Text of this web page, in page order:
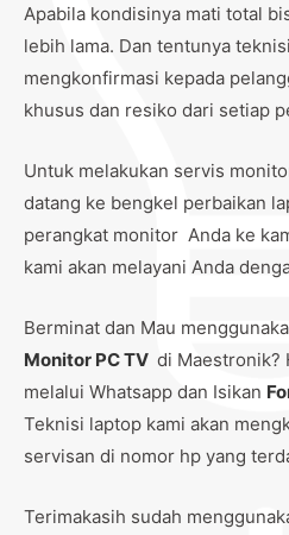
Apabila kondisinya mati total
lebih lama. Dan tentunya
mengkonfirmasi kepada
khusus dan resiko dari setiap
Untuk melakukan servis
datang ke bengkel perbaikan
perangkat monitor Anda ke
kami akan melayani Anda
Berminat dan Mau
Monitor PC TV di Maestronik?
melalui Whatsapp dan Isikan
Teknisi laptop kami akan
servisan di nomor hp yang
Terimakasih sudah